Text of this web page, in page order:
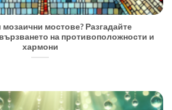
мостове? Разгадайте
на противоположности и
хармони